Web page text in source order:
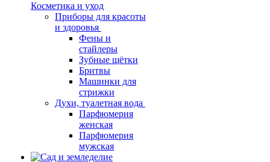
Косметика и уход
Приборы для красоты
и здоровья
Фены и
стайлеры
Зубные щётки
Бритвы
Машинки для
стрижки
Духи, туалетная вода
Парфюмерия
женская
Парфюмерия
мужская